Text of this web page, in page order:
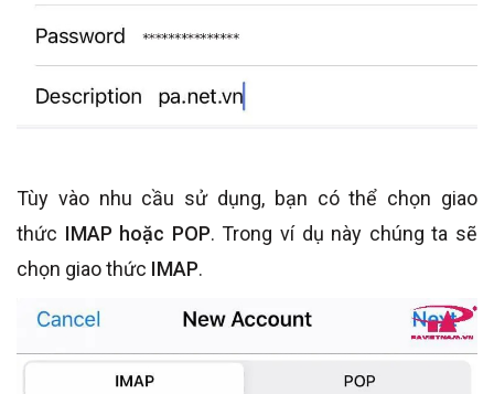
Tùy vào nhu cầu sử dụng, bạn có thể chọn giao
thức IMAP hoặc POP. Trong ví dụ này chúng ta sẽ
chọn giao thức IMAP.